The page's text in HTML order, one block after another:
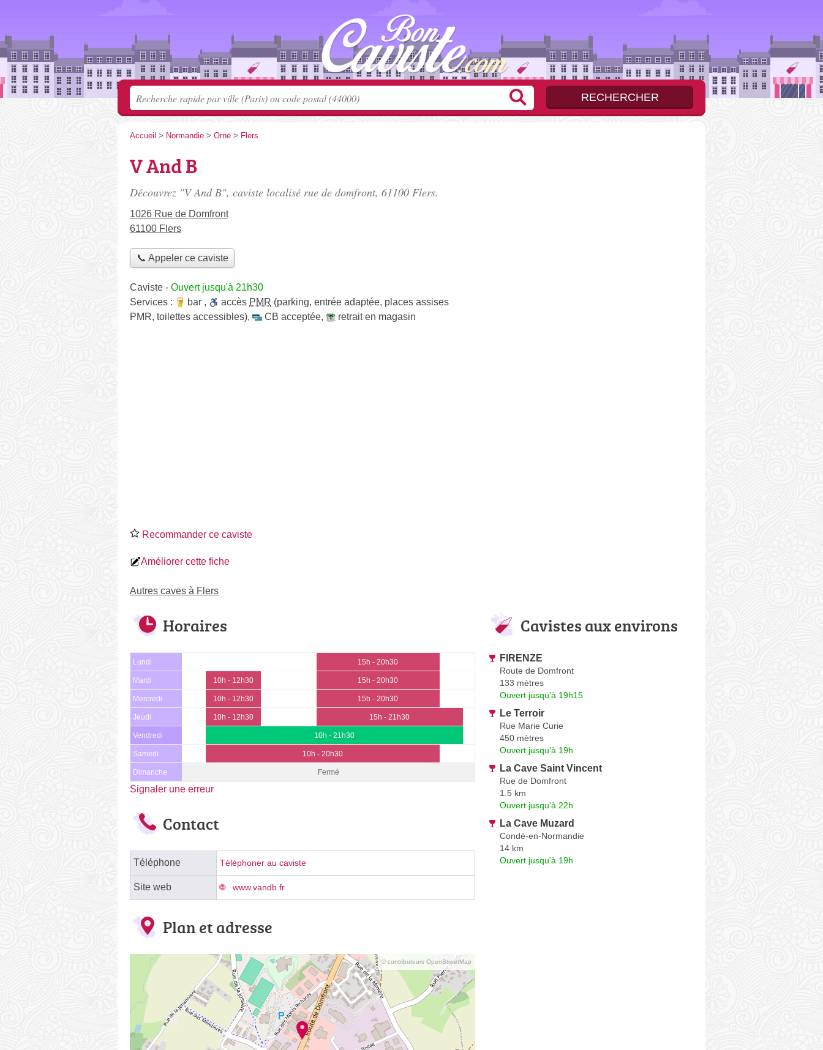
Accueil > Normandie > Orne > Flers
V And B
Découvrez "V And B", caviste localisé rue de domfront, 61100 Flers.
1026 Rue de Domfront
61100 Flers
📞 Appeler ce caviste
Caviste - Ouvert jusqu'à 21h30
Services :
bar , accès PMR (parking, entrée adaptée, places assises
PMR, toilettes accessibles), CB acceptée, retrait en magasin
Recommander ce caviste
Améliorer cette fiche
Autres caves à Flers
Horaires
Lundi 15h - 20h30
Mardi 10h - 12h30 15h - 20h30
Mercredi 10h - 12h30 15h - 20h30
Jeudi 10h - 12h30 15h - 21h30
Vendredi 10h - 21h30
Samedi 10h - 20h30
Dimanche Fermé
Signaler une erreur
Contact
Téléphone Téléphoner au caviste
Site web www.vandb.fr
Plan et adresse
© contributeurs OpenStreetMap
Cavistes aux environs
FIRENZE
Route de Domfront
133 mètres
Ouvert jusqu'à 19h15
Le Terroir
Rue Marie Curie
450 mètres
Ouvert jusqu'à 19h
La Cave Saint Vincent
Rue de Domfront
1.5 km
Ouvert jusqu'à 22h
La Cave Muzard
Condé-en-Normandie
14 km
Ouvert jusqu'à 19h